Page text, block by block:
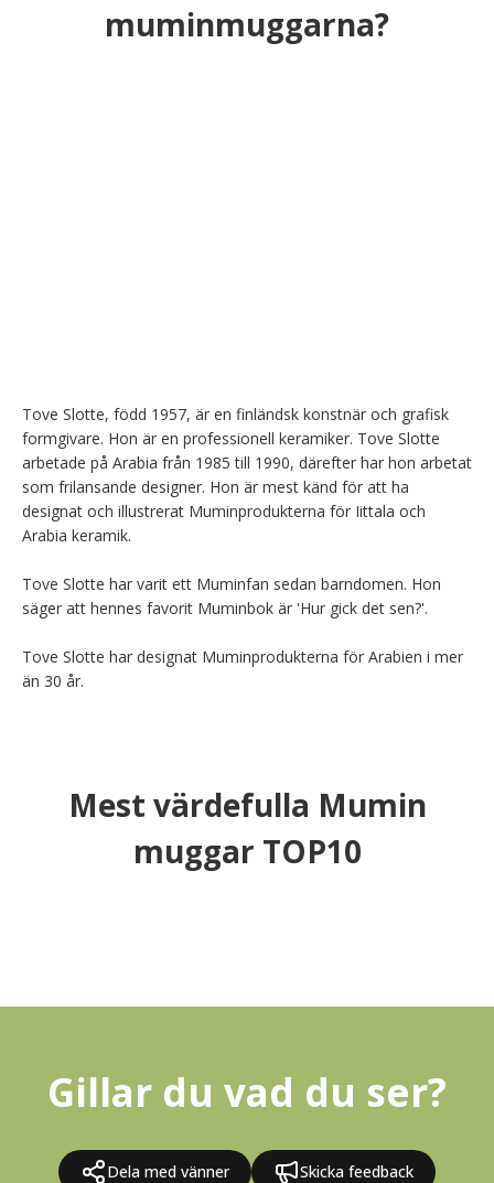
muminmuggarna?
Tove Slotte, född 1957, är en finländsk konstnär och grafisk
formgivare. Hon är en professionell keramiker. Tove Slotte
arbetade på Arabia från 1985 till 1990, därefter har hon arbetat
som frilansande designer. Hon är mest känd för att ha
designat och illustrerat Muminprodukterna för Iittala och
Arabia keramik.
Tove Slotte har varit ett Muminfan sedan barndomen. Hon
säger att hennes favorit Muminbok är 'Hur gick det sen?'.
Tove Slotte har designat Muminprodukterna för Arabien i mer
än 30 år.
Mest värdefulla Mumin
muggar TOP10
Gillar du vad du ser?
Dela med vänner Skicka feedback